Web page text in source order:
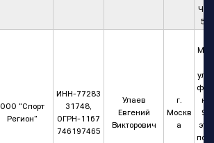
ООО "Спорт
Регион"
ИНН-77283
31748,
ОГРН-1167
746197465
Улаев
Евгений
Викторович
г.
Москв
а